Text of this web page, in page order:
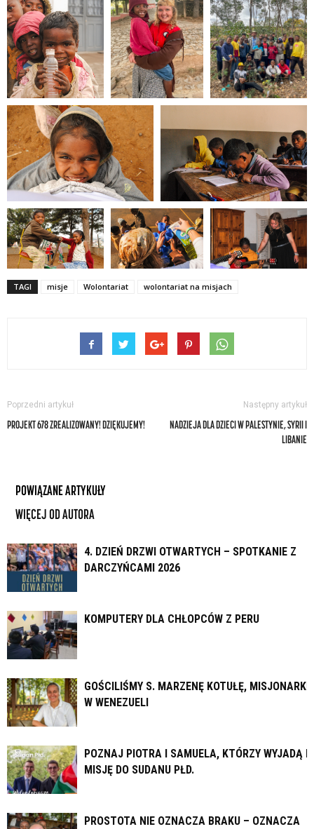
TAGI misje Wolontariat wolontariat na misjach
Poprzedni artykuł
PROJEKT 678 ZREALIZOWANY! DZIĘKUJEMY!
Następny artykuł
NADZIEJA DLA DZIECI W PALESTYNIE, SYRII I
LIBANIE
POWIĄZANE ARTYKUŁY
WIĘCEJ OD AUTORA
4. DZIEŃ DRZWI OTWARTYCH – SPOTKANIE Z
DARCZYŃCAMI 2026
KOMPUTERY DLA CHŁOPCÓW Z PERU
GOŚCILIŚMY S. MARZENĘ KOTUŁĘ, MISJONARKĘ
W WENEZUELI
POZNAJ PIOTRA I SAMUELA, KTÓRZY WYJADĄ
MISJĘ DO SUDANU PŁD.
PROSTOTA NIE OZNACZA BRAKU – OZNACZA